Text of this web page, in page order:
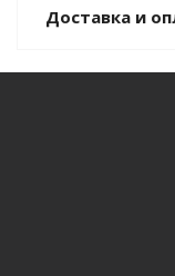
Доставка и